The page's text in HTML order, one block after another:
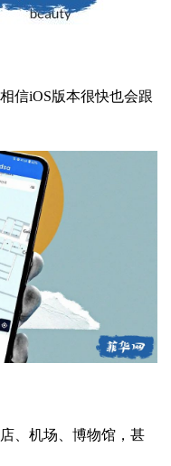
信iOS版本很快也会跟
、机场、博物馆，甚